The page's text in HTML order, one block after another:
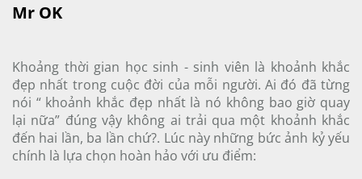
Mr OK
Khoảng thời gian học sinh - sinh viên là khoảnh khắc
đẹp nhất trong cuộc đời của mỗi người. Ai đó đã từng
nói “ khoảnh khắc đẹp nhất là nó không bao giờ quay
lại nữa” đúng vậy không ai trải qua một khoảnh khắc
đến hai lần, ba lần chứ?. Lúc này những bức ảnh kỷ yếu
chính là lựa chọn hoàn hảo với ưu điểm: